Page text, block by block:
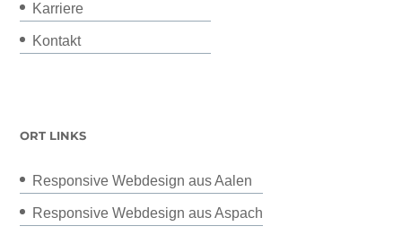
Karriere
Kontakt
ORT LINKS
Responsive Webdesign aus Aalen
Responsive Webdesign aus Aspach